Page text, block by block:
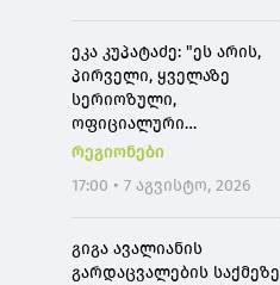
ეკა კუპატაძე: "ეს არის,
პირველი, ყველაზე
სერიოზული,
ოფიციალური
განცხადება ჩემგან ამ 10
კიდევ ერთხელ გთხოვთ,
დამეხმარეთ
გაზიარებაში"
რეგიონები
17:00 • 7 აგვისტო, 2026
გიგა ავალიანის
გარდაცვალების საქმეზე